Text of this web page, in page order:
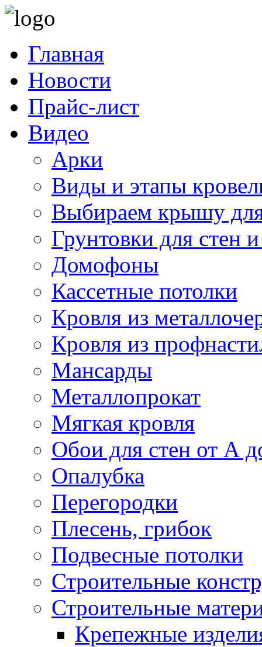
Главная
Новости
Прайс-лист
Видео
Арки
Виды и этапы
Выбираем крышу
Грунтовки для стен
Домофоны
Кассетные потолки
Кровля из
Кровля из
Мансарды
Металлопрокат
Мягкая кровля
Обои для стен от А
Опалубка
Перегородки
Плесень, грибок
Подвесные потолки
Строительные
Строительные
Крепежные